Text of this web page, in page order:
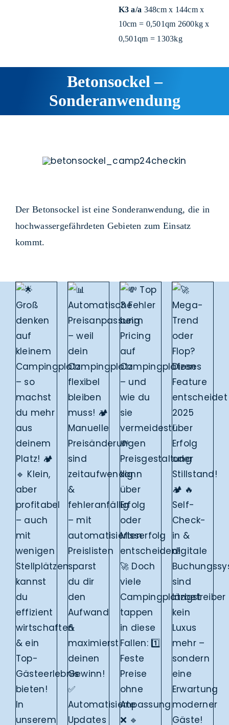
K3 a/a 348cm x 144cm x
10cm = 0,501qm 2600kg x
0,501qm = 1303kg
Betonsockel –
Sonderanwendung
DerBetonsockel ist eine Sonderanwendung, die in
hochwassergefährdeten Gebieten zum Einsatz
kommt.